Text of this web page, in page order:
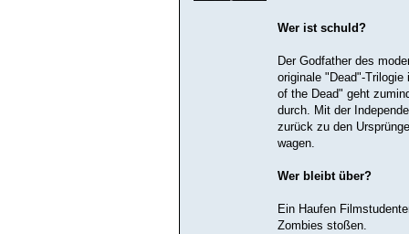
Wer ist schuld?
Der Godfather des
originale "Dead"-
of the Dead" geht
durch. Mit der
zurück zu den
wagen.
Wer bleibt über?
Ein Haufen
Zombies stoßen.